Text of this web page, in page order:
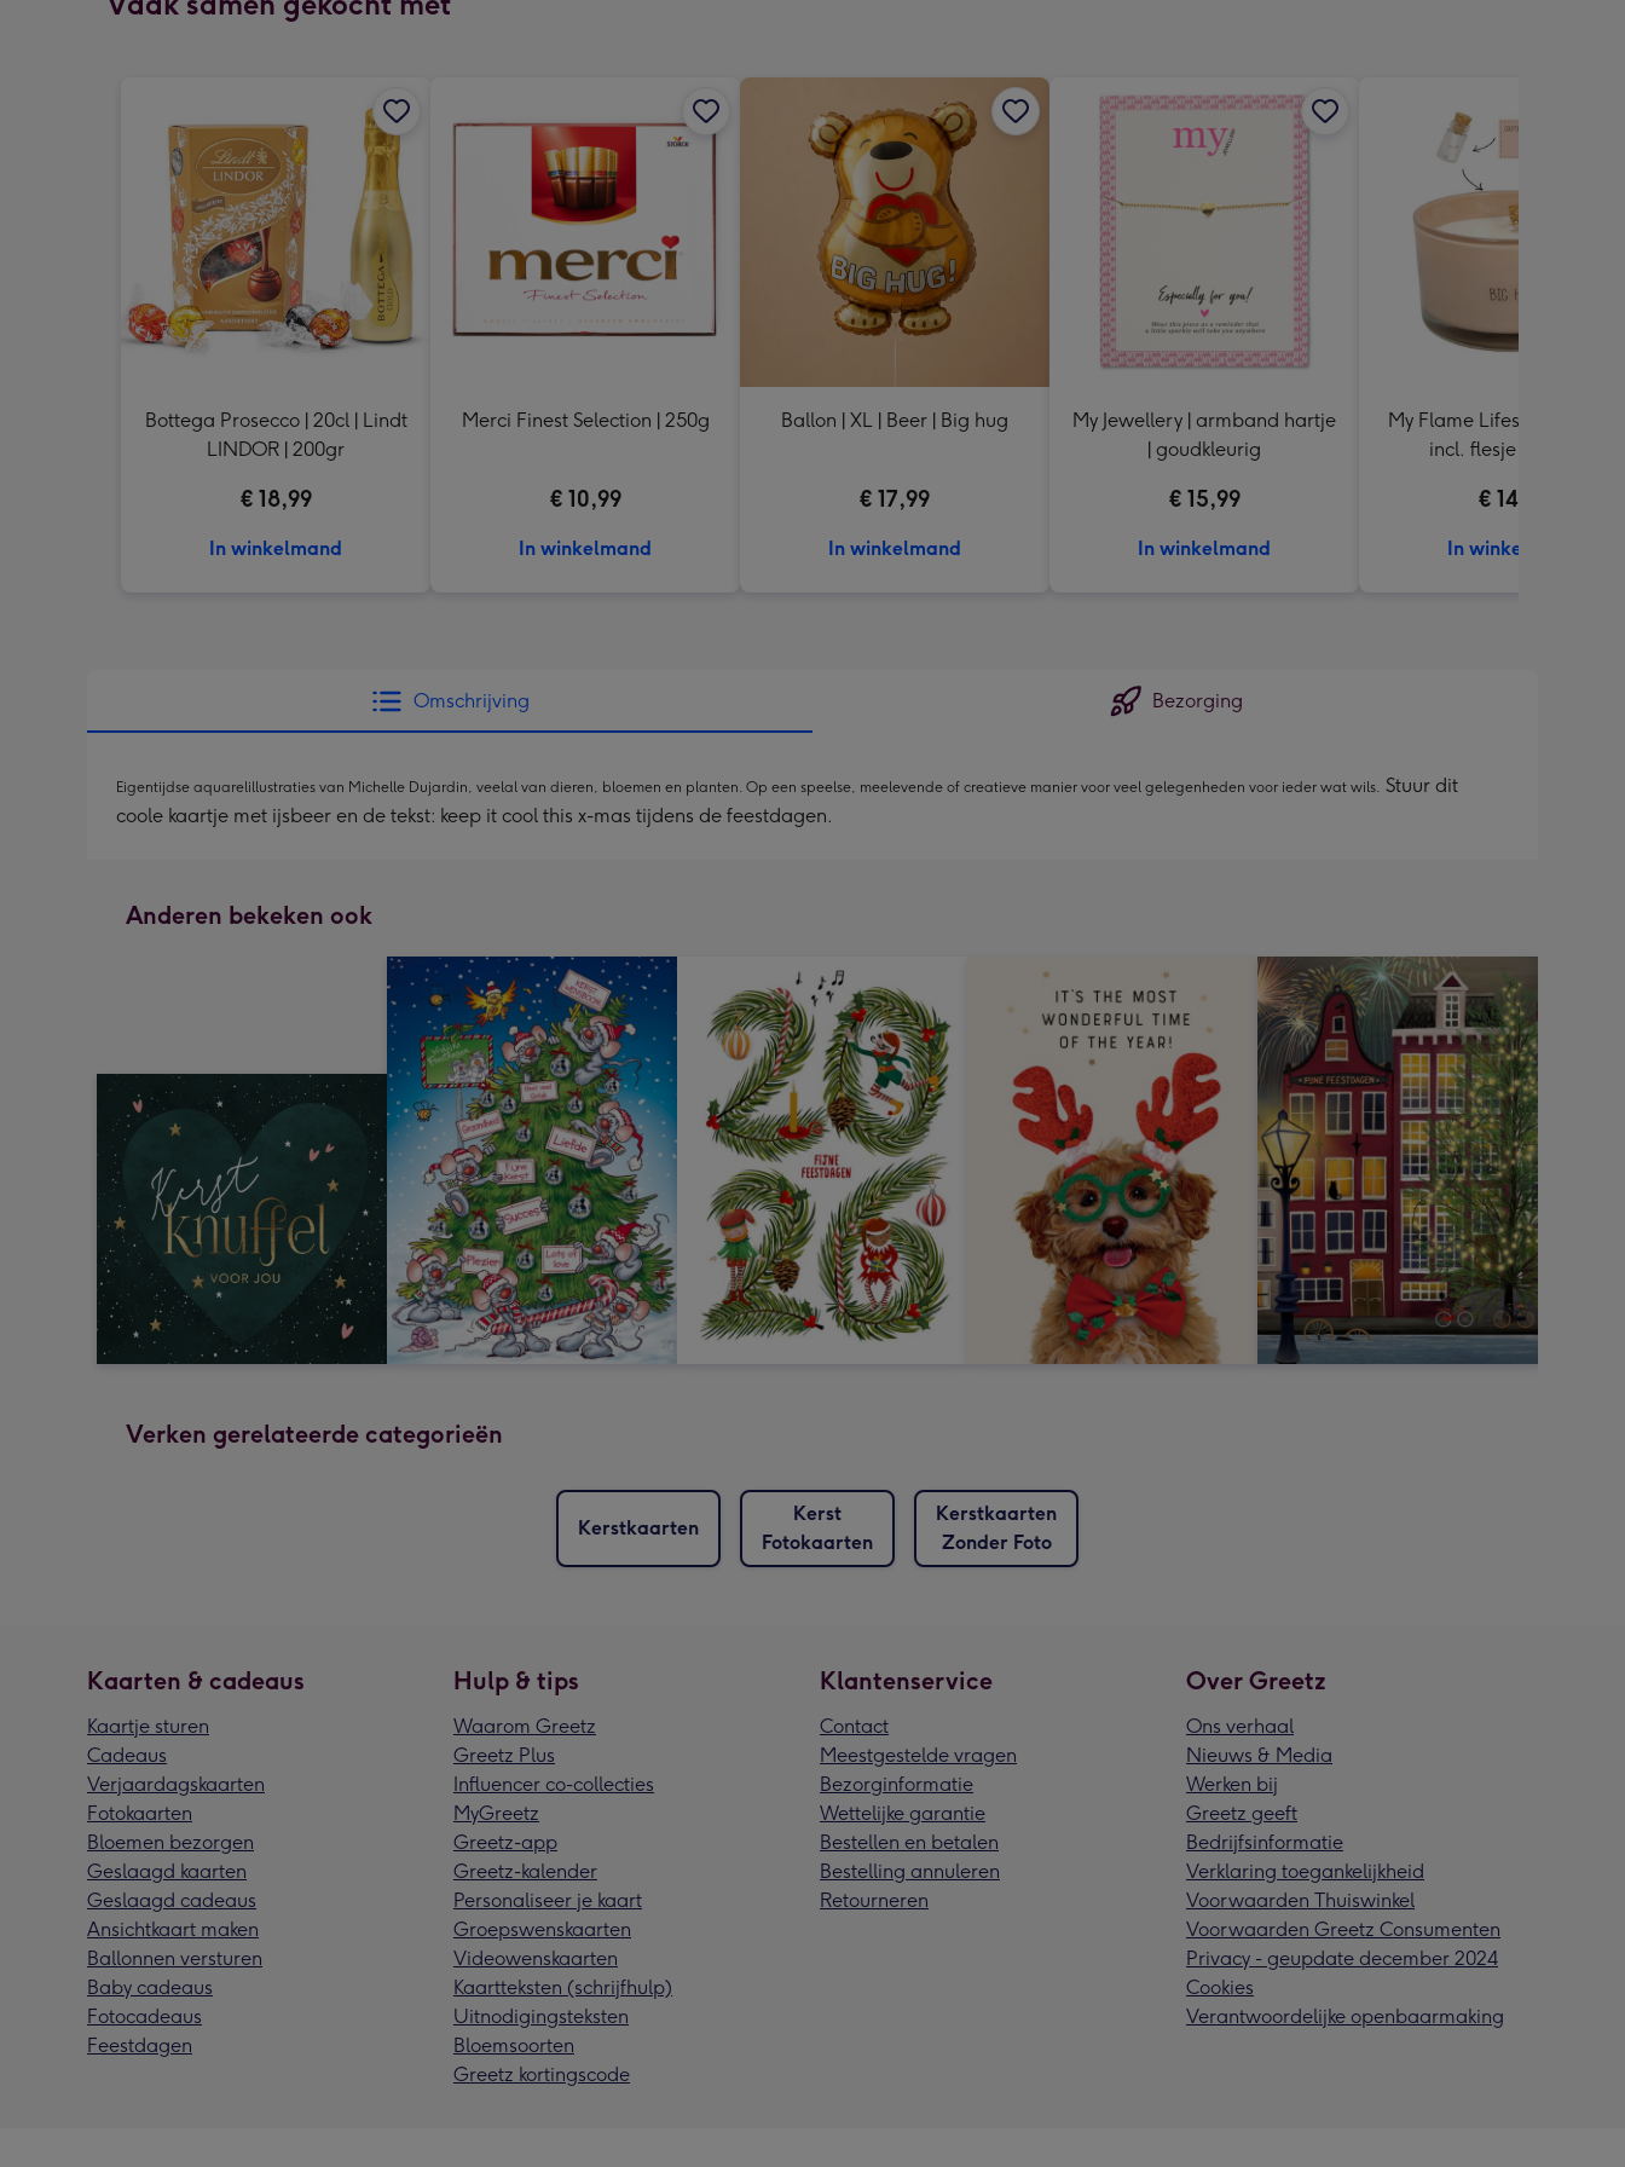
240
mm
Bottega Prosecco | 20cl | Lindt
LINDOR | 200gr
€ 18,99
In winkelmand
Merci Finest Selection | 250g
€ 10,99
In winkelmand
Ballon | XL | Beer | Big hug
€ 17,99
In winkelmand
My Jewellery | armband hartje
| goudkleurig
€ 15,99
In winkelmand
My Flame Lifestyle | Big
incl. flesje met tekst
€ 14,99
In winkelmand
Omschrijving Bezorging
Eigentijdse aquarelillustraties van Michelle Dujardin, veelal van dieren, bloemen en planten. Op een speelse, meelevende of creatieve manier voor veel gelegenheden voor ieder wat wils. Stuur dit
coole kaartje met ijsbeer en de tekst: keep it cool this x-mas tijdens de feestdagen.
Anderen bekeken ook
Verken gerelateerde categorieën
Kerstkaarten
Kerst
Fotokaarten
Kerstkaarten
Zonder Foto
Kaarten & cadeaus
Kaartje sturen
Cadeaus
Verjaardagskaarten
Fotokaarten
Bloemen bezorgen
Geslaagd kaarten
Geslaagd cadeaus
Ansichtkaart maken
Ballonnen versturen
Baby cadeaus
Fotocadeaus
Feestdagen
Hulp & tips
Waarom Greetz
Greetz Plus
Influencer co-collecties
MyGreetz
Greetz-app
Greetz-kalender
Personaliseer je kaart
Groepswenskaarten
Videowenskaarten
Kaartteksten (schrijfhulp)
Uitnodigingsteksten
Bloemsoorten
Greetz kortingscode
Klantenservice
Contact
Meestgestelde vragen
Bezorginformatie
Wettelijke garantie
Bestellen en betalen
Bestelling annuleren
Retourneren
Over Greetz
Ons verhaal
Nieuws & Media
Werken bij
Greetz geeft
Bedrijfsinformatie
Verklaring toegankelijkheid
Voorwaarden Thuiswinkel
Voorwaarden Greetz Consumenten
Privacy - geupdate december 2024
Cookies
Verantwoordelijke openbaarmaking